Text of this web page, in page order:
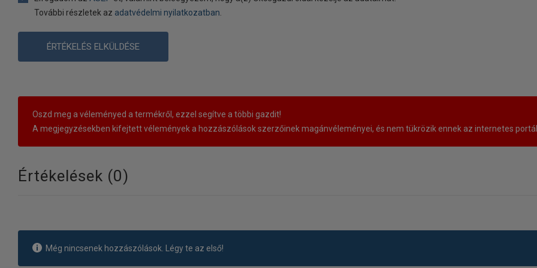
További részletek az adatvédelmi nyilatkozatban.
ÉRTÉKELÉS ELKÜLDÉSE
Oszd meg a véleményed a termékről, ezzel segítve a többi gazdit!
A megjegyzésekben kifejtett vélemények a hozzászólások szerzőinek magánvéleményei, és nem tükrözik ennek az internetes
Értékelések (0)
Még nincsenek hozzászólások. Légy te az első!